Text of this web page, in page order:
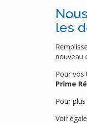
les
nouveau
Pour vos
Prime
Pour
Voir